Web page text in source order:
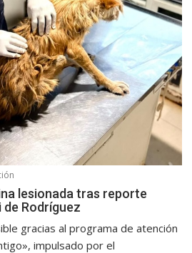
lesionada tras reporte
de Rodríguez
gracias al programa de atención
impulsado por el